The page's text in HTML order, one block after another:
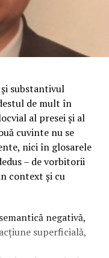
substantivul
de mult în
al presei şi al
cuvinte nu se
nici în glosarele
– de vorbitorii
context şi cu
negativă,
superficială,